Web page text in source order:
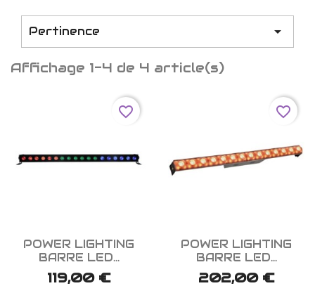
Pertinence 
Affichage 1-4 de 4 article(s)
Aperçu rapide
POWER LIGHTING
BARRE LED...
119,00 €
favorite_border
Aperçu rapide
POWER LIGHTING
BARRE LED...
202,00 €
favorite_border